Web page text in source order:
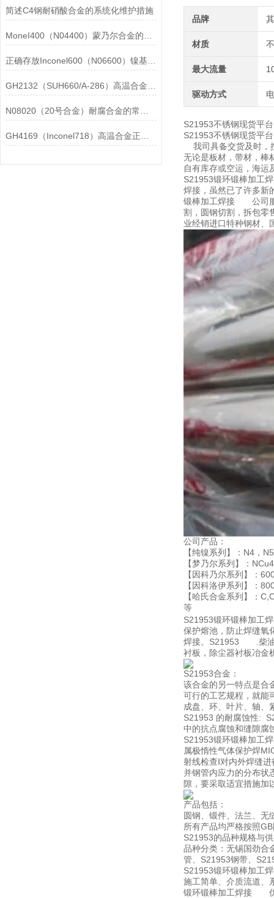
简述C4钢耐硝酸合金的系统化维护措施
正确存放Inconel600（N06600）镍基合金的重要性介绍
品牌
材质
最大流量
驱动方式
S21953不锈钢现货平台
S21953不锈钢现货平
我司具备交货及时，
无论是板材，带材，棒
自有库存或空运，海运
S21953锻环锻棒加工
焊接，虽然已了许多新
锻棒加工焊接 公司服
割，圆钢切割，拆包零
业经销进口特种钢材、
公司产品：
【纯镍系列】：N4，
【梦乃尔系列】：
【因科乃尔系列】：
【因科洛伊系列】：
【哈氏合金系列】：
等
S21953锻环锻棒加工
保护熔池，防止焊缝氧
焊接。S21953 .柴油
衬板，除尘器衬板冶金
S21953合金：
该合金的另一特点是合
可行的工艺规程，就能
成盘、环、叶片、轴、
S21953 的耐腐蚀性:
中的抗点腐蚀和缝隙腐
S21953锻环锻棒加工
属极惰性气体保护焊
射线检查Ⅰ对内外焊缝
并钢管内应力的分布状
隙，要采取适宜措施加
产品包括：
圆钢、锻件、法兰、无
所有产品均严格按照
S21953的品种规格与
品种分类：无锡国劲合
管、S21953钢带、
S21953锻环锻棒加工
施工简单、介质流道、
锻环锻棒加工焊接 优